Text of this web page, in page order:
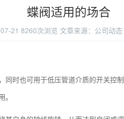
蝶阀适用的场合
21 8260次浏览 文章来源：公司动
同时也可用于低压管道介质的开关控